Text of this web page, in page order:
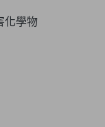
化學物